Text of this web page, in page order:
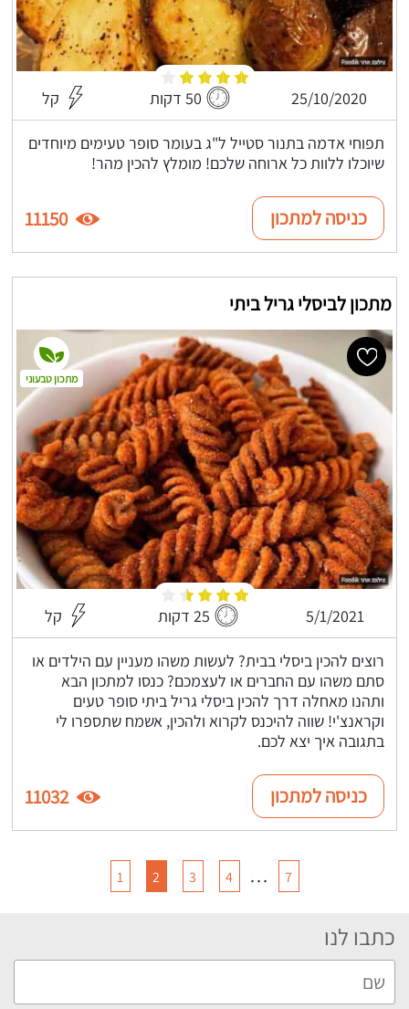
25/10/2020 50 דקות קל
תפוחי אדמה בתנור סטייל ל"ג בעומר סופר טעימים מיוחדים
שיוכלו ללוות כל ארוחה שלכם! מומלץ להכין מהר!
כניסה למתכון 11150
מתכון לביסלי גריל ביתי
5/1/2021 25 דקות קל
רוצים להכין ביסלי בבית? לעשות משהו מעניין עם הילדים או
סתם משהו עם החברים או לעצמכם? כנסו למתכון הבא
ותהנו מאחלה דרך להכין ביסלי גריל ביתי סופר טעים
וקראנצ'י! שווה להיכנס לקרוא ולהכין, אשמח שתספרו לי
בתגובה איך יצא לכם.
מתכון טבעוני
כניסה למתכון 11032
1 2 3 4 … 7
כתבו לנו